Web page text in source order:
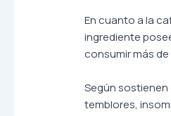
En cuanto a la
ingrediente
consumir más de
Según sostienen
temblores,